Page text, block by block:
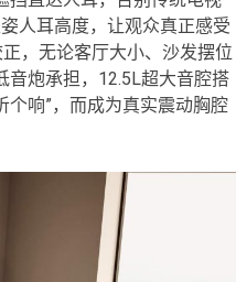
人耳高度，让观众真正感受
，无论客厅大小、沙发摆位
音炮承担，12.5L超大音腔搭
响”，而成为真实震动胸腔